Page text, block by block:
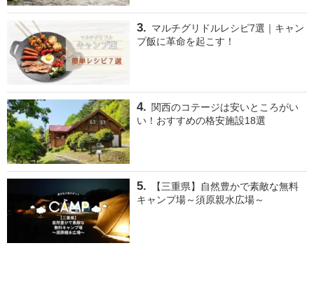
マルチグリドルレシピ7選｜キャン
プ飯に革命を起こす！
関西のコテージは安いところがい
い！おすすめの格安施設18選
【三重県】自然豊かで素敵な無料
キャンプ場～須原親水広場～